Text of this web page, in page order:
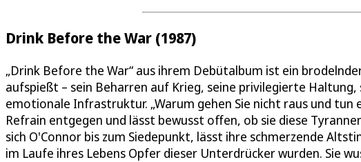
Drink Before the War (1987)
„Drink Before the War“ aus ihrem Debütalbum ist ein
aufspießt – sein Beharren auf Krieg, seine privilegierte
emotionale Infrastruktur. „Warum gehen Sie nicht raus und tun
Refrain entgegen und lässt bewusst offen, ob sie diese
sich O'Connor bis zum Siedepunkt, lässt ihre schmerzende
im Laufe ihres Lebens Opfer dieser Unterdrücker wurden. Sie